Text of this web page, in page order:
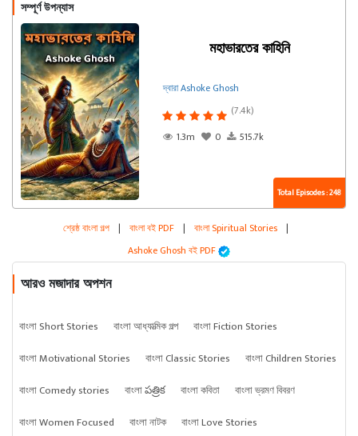
সম্পূর্ণ উপন্যাস
মহাভারতের কাহিনি
দ্বারা Ashoke Ghosh
(7.4k)
1.3m
0 515.7k
Total Episodes : 248
শ্রেষ্ঠ বাংলা গল্প | বাংলা বই PDF | বাংলা Spiritual Stories |
Ashoke Ghosh বই PDF
আরও মজাদার অপশন
বাংলা Short Stories বাংলা আধ্যাত্মিক গল্প
বাংলা Fiction Stories
বাংলা Motivational Stories
বাংলা Classic Stories
বাংলা Children Stories
বাংলা Comedy stories
বাংলা పత్రిక বাংলা কবিতা
বাংলা ভ্রমণ বিবরণ
বাংলা Women Focused
বাংলা নাটক বাংলা Love Stories